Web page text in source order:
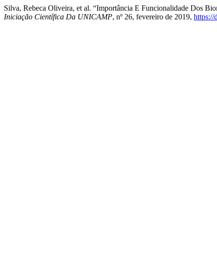
Silva, Rebeca Oliveira, et al. “Importância E Funcionalidade Dos
Iniciação Científica Da UNICAMP, nº 26, fevereiro de 2019, https://